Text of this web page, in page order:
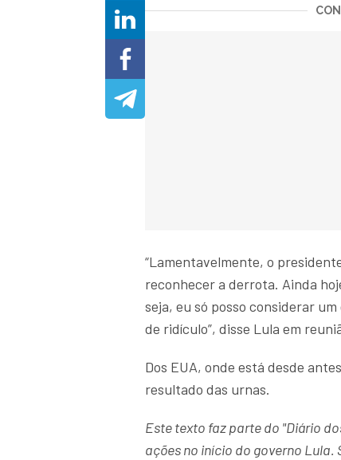
“Lamentavelmente, o
reconhecer a derrota. Ainda
seja, eu só posso considerar
de ridículo”, disse Lula em
Dos EUA, onde está desde
resultado das urnas.
Este texto faz parte do "Diário
ações no início do governo